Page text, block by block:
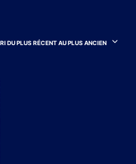
DU PLUS RÉCENT AU PLUS ANCIEN